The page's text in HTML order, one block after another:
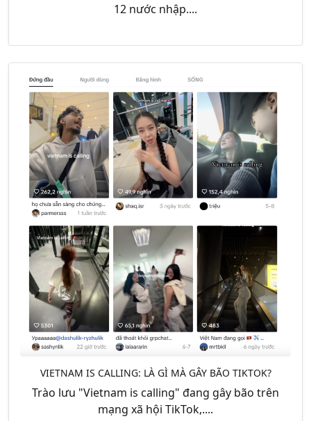
12 nước nhập....
VIETNAM IS CALLING: LÀ GÌ MÀ GÂY BÃO TIKTOK?
Trào lưu "Vietnam is calling" đang gây bão trên
mạng xã hội TikTok,....